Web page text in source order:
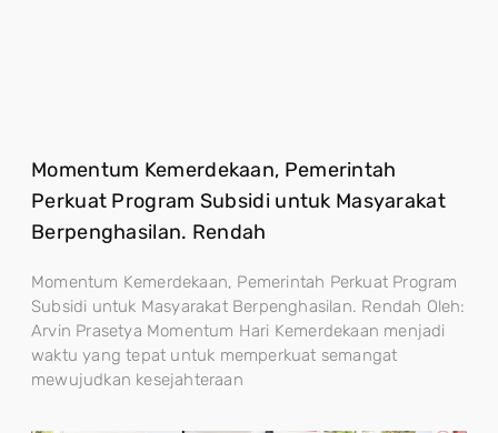
Momentum Kemerdekaan, Pemerintah
Perkuat Program Subsidi untuk Masyarakat
Berpenghasilan. Rendah
Momentum Kemerdekaan, Pemerintah Perkuat Program
Subsidi untuk Masyarakat Berpenghasilan. Rendah Oleh:
Arvin Prasetya Momentum Hari Kemerdekaan menjadi
waktu yang tepat untuk memperkuat semangat
mewujudkan kesejahteraan